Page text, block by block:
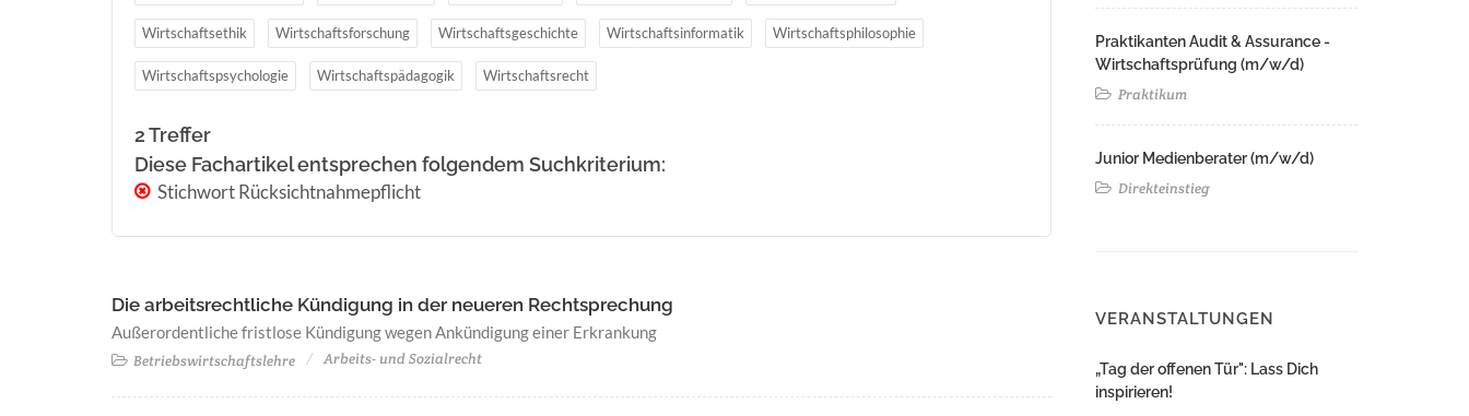
Wirtschaftsethik Wirtschaftsforschung Wirtschaftsgeschichte Wirtschaftsinformatik Wirtschaftsphilosophie
Wirtschaftspsychologie Wirtschaftspädagogik Wirtschaftsrecht
2 Treffer
Diese Fachartikel entsprechen folgendem Suchkriterium:
Stichwort Rücksichtnahmepflicht
Die arbeitsrechtliche Kündigung in der neueren Rechtsprechung
Außerordentliche fristlose Kündigung wegen Ankündigung einer Erkrankung
Betriebswirtschaftslehre Arbeits- und Sozialrecht
Praktikanten Audit & Assurance -
Wirtschaftsprüfung (m/w/d)
Praktikum
Junior Medienberater (m/w/d)
Direkteinstieg
VERANSTALTUNGEN
„Tag der offenen Tür": Lass Dich
inspirieren!